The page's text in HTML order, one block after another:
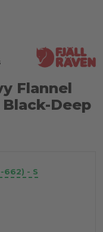
Flannel
Deep
662) - S